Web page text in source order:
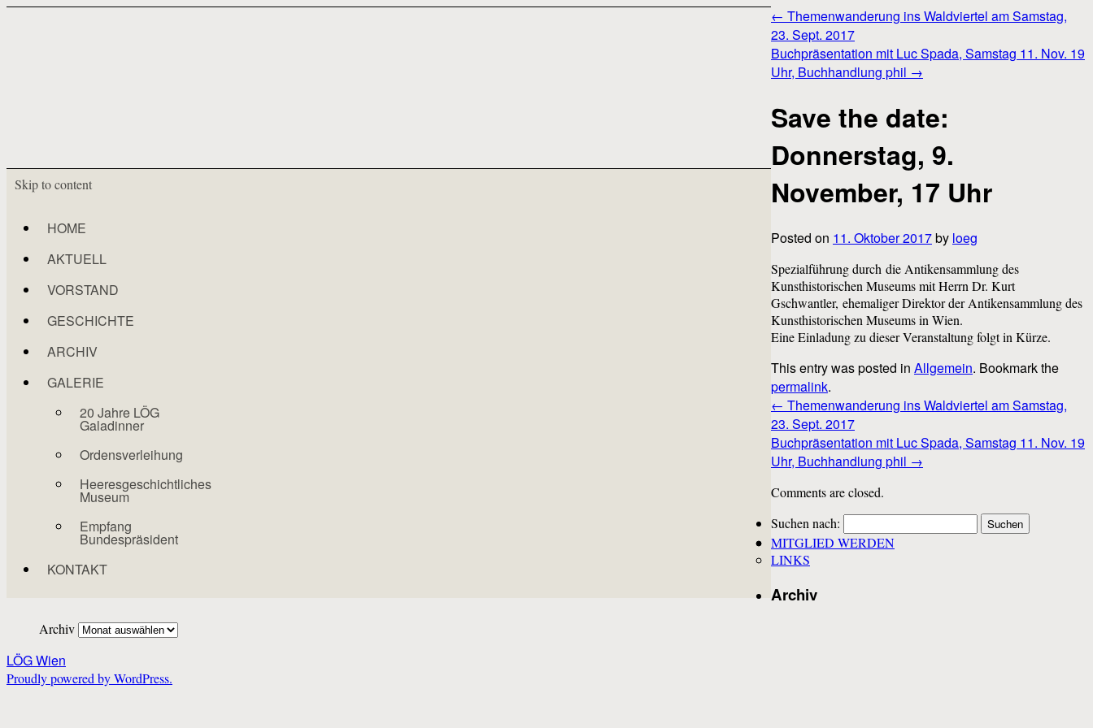
Skip to content
HOME
AKTUELL
VORSTAND
GESCHICHTE
ARCHIV
GALERIE
20 Jahre LÖG
Galadinner
Ordensverleihung
Heeresgeschichtliches
Museum
Empfang
Bundespräsident
KONTAKT
← Themenwanderung ins Waldviertel am Samstag,
23. Sept. 2017
Buchpräsentation mit Luc Spada, Samstag 11. Nov. 19
Uhr, Buchhandlung phil →
Save the date:
Donnerstag, 9.
November, 17 Uhr
Posted on 11. Oktober 2017by loeg
Spezialführung durch die Antikensammlung des
Kunsthistorischen Museums mit Herrn Dr. Kurt
Gschwantler, ehemaliger Direktor der Antikensammlung des
Kunsthistorischen Museums in Wien.
Eine Einladung zu dieser Veranstaltung folgt in Kürze.
This entry was posted in Allgemein. Bookmark the
permalink.
← Themenwanderung ins Waldviertel am Samstag,
23. Sept. 2017
Buchpräsentation mit Luc Spada, Samstag 11. Nov. 19
Uhr, Buchhandlung phil →
Comments are closed.
Suchen nach:
MITGLIED WERDEN
LINKS
Archiv
Archiv
LÖG Wien
Proudly powered by WordPress.